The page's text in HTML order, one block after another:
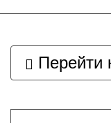
Перейти